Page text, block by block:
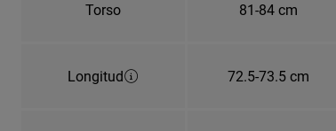
Torso 81-84 cm
Longitud 72.5-73.5 cm